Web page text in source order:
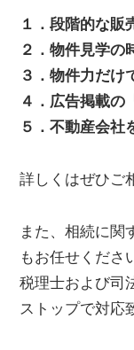
１．段階的な販
２．物件見学の
３．物件力だけ
４．広告掲載の
５．不動産会社
詳しくはぜひご
また、相続に関
もお任せくださ
税理士および司
ストップで対応